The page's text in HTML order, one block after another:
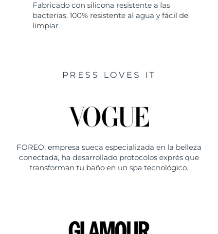
Fabricado con silicona resistente a las
bacterias, 100% resistente al agua y fácil de
limpiar.
PRESS LOVES IT
FOREO, empresa sueca especializada en la belleza
conectada, ha desarrollado protocolos exprés que
transforman tu baño en un spa tecnológico.